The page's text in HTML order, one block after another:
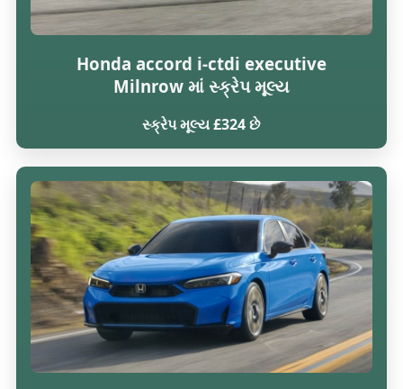
Honda accord i-ctdi executive
Milnrow માં સ્ક્રેપ મૂલ્ય
સ્ક્રેપ મૂલ્ય £324 છે